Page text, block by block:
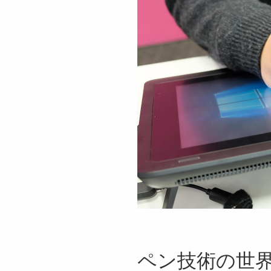
ペン技術の世